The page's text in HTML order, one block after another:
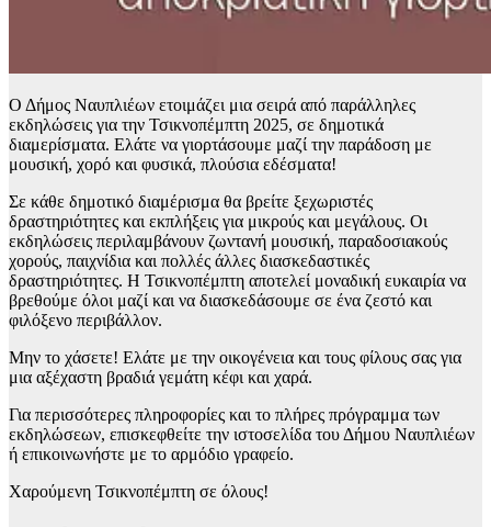
Ο Δήμος Ναυπλιέων ετοιμάζει μια σειρά από παράλληλες
εκδηλώσεις για την Τσικνοπέμπτη 2025, σε δημοτικά
διαμερίσματα. Ελάτε να γιορτάσουμε μαζί την παράδοση με
μουσική, χορό και φυσικά, πλούσια εδέσματα!
Σε κάθε δημοτικό διαμέρισμα θα βρείτε ξεχωριστές
δραστηριότητες και εκπλήξεις για μικρούς και μεγάλους. Οι
εκδηλώσεις περιλαμβάνουν ζωντανή μουσική, παραδοσιακούς
χορούς, παιχνίδια και πολλές άλλες διασκεδαστικές
δραστηριότητες. Η Τσικνοπέμπτη αποτελεί μοναδική ευκαιρία να
βρεθούμε όλοι μαζί και να διασκεδάσουμε σε ένα ζεστό και
φιλόξενο περιβάλλον.
Μην το χάσετε! Ελάτε με την οικογένεια και τους φίλους σας για
μια αξέχαστη βραδιά γεμάτη κέφι και χαρά.
Για περισσότερες πληροφορίες και το πλήρες πρόγραμμα των
εκδηλώσεων, επισκεφθείτε την ιστοσελίδα του Δήμου Ναυπλιέων
ή επικοινωνήστε με το αρμόδιο γραφείο.
Χαρούμενη Τσικνοπέμπτη σε όλους!